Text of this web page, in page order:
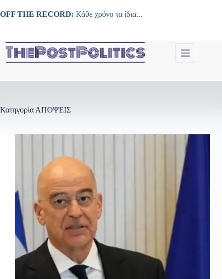
στο
OFF THE RECORD: Κάθε χρόνο τα ίδια...
Κατηγορία ΑΠΟΨΕΙΣ